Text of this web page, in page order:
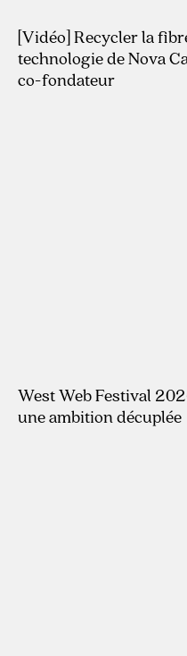
29.7.2026
[Vidéo] Recycler la
technologie de Nova
co-fondateur
West Web Festival
une ambition décuplée